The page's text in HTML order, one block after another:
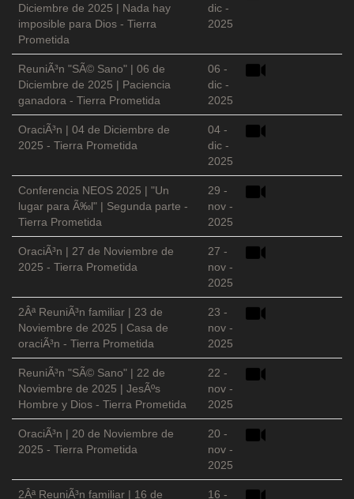
Diciembre de 2025 | Nada hay
imposible para Dios - Tierra
Prometida
dic -
2025
ReuniÃ³n "SÃ© Sano" | 06 de
Diciembre de 2025 | Paciencia
ganadora - Tierra Prometida
06 -
dic -
2025
OraciÃ³n | 04 de Diciembre de
2025 - Tierra Prometida
04 -
dic -
2025
Conferencia NEOS 2025 | "Un
lugar para Ã‰l" | Segunda parte -
Tierra Prometida
29 -
nov -
2025
OraciÃ³n | 27 de Noviembre de
2025 - Tierra Prometida
27 -
nov -
2025
2Âª ReuniÃ³n familiar | 23 de
Noviembre de 2025 | Casa de
oraciÃ³n - Tierra Prometida
23 -
nov -
2025
ReuniÃ³n "SÃ© Sano" | 22 de
Noviembre de 2025 | JesÃºs
Hombre y Dios - Tierra Prometida
22 -
nov -
2025
OraciÃ³n | 20 de Noviembre de
2025 - Tierra Prometida
20 -
nov -
2025
2Âª ReuniÃ³n familiar | 16 de
16 -